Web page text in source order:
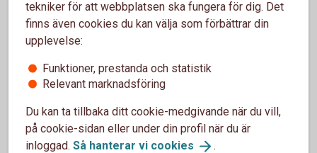
depåavgift.
Värdepapperstjänst
Sparkonton för skogsägare
tekniker för att webbplatsen ska fungera för dig. Det
finns även cookies du kan välja som förbättrar din
upplevelse:
Funktioner, prestanda och statistik
Relevant marknadsföring
Du kan ta tillbaka ditt cookie-medgivande när du vill,
på cookie-sidan eller under din profil när du är
inloggad. Så hanterar vi cookies .